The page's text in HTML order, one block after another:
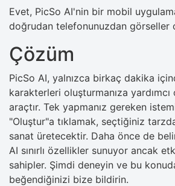
Evet, PicSo AI'nin bir mobil
doğrudan telefonunuzdan görseller
Çözüm
PicSo AI, yalnızca birkaç dakika
karakterleri oluşturmanıza yardımcı
araçtır. Tek yapmanız gereken
"Oluştur"a tıklamak, seçtiğiniz
sanat üretecektir. Daha önce de
AI sınırlı özellikler sunuyor ancak
sahipler. Şimdi deneyin ve bu
beğendiğinizi bize bildirin.